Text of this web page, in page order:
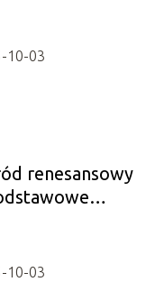
10-03
renesansowy
10-03